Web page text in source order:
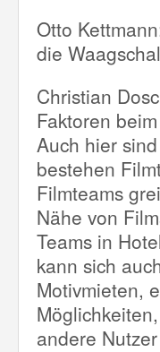
Otto
die
Christian
Faktoren
Auch hier
bestehen
Filmteams
Nähe von
Teams in
kann sich
Motivmieten,
andere